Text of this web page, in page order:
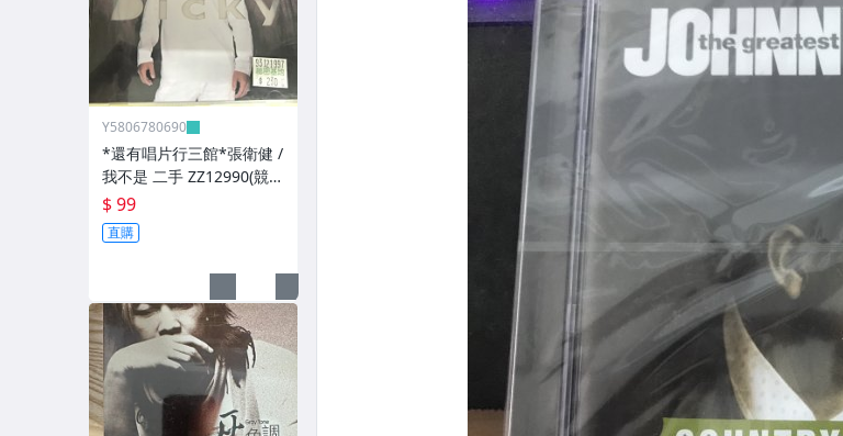
Y5806780690
*還有唱片行三館*張衛健 /
我不是 二手 ZZ12990(競
標)(補單
$ 99
直購